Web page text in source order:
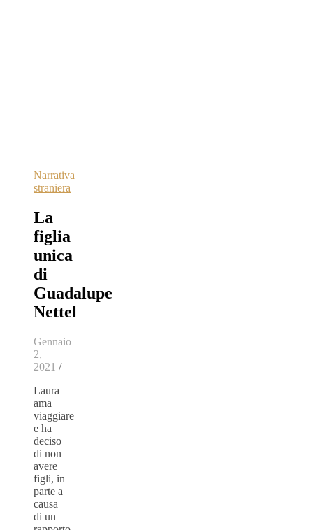
Narrativa
straniera
La
figlia
unica
di
Guadalupe
Nettel
Gennaio
2,
2021 /
Laura
ama
viaggiare
e ha
deciso
di non
avere
figli, in
parte a
causa
di un